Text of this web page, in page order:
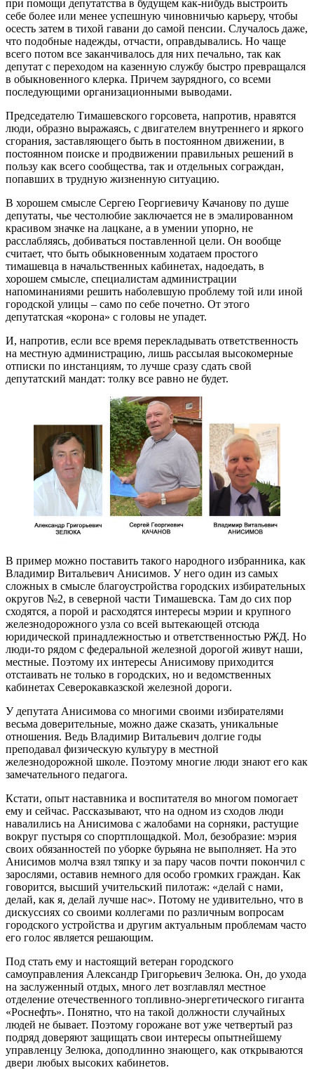
при помощи депутатства в будущем как-нибудь выстроить
себе более или менее успешную чиновничью карьеру, чтобы
осесть затем в тихой гавани до самой пенсии. Случалось даже,
что подобные надежды, отчасти, оправдывались. Но чаще
всего потом все заканчивалось для них печально, так как
депутат с переходом на казенную службу быстро превращался
в обыкновенного клерка. Причем заурядного, со всеми
последующими организационными выводами.
Председателю Тимашевского горсовета, напротив, нравятся
люди, образно выражаясь, с двигателем внутреннего и яркого
сгорания, заставляющего быть в постоянном движении, в
постоянном поиске и продвижении правильных решений в
пользу как всего сообщества, так и отдельных сограждан,
попавших в трудную жизненную ситуацию.
В хорошем смысле Сергею Георгиевичу Качанову по душе
депутаты, чье честолюбие заключается не в эмалированном
красивом значке на лацкане, а в умении упорно, не
расслабляясь, добиваться поставленной цели. Он вообще
считает, что быть обыкновенным ходатаем простого
тимашевца в начальственных кабинетах, надоедать, в
хорошем смысле, специалистам администрации
напоминаниями решить наболевшую проблему той или иной
городской улицы – само по себе почетно. От этого
депутатская «корона» с головы не упадет.
И, напротив, если все время перекладывать ответственность
на местную администрацию, лишь рассылая высокомерные
отписки по инстанциям, то лучше сразу сдать свой
депутатский мандат: толку все равно не будет.
В пример можно поставить такого народного избранника, как
Владимир Витальевич Анисимов. У него один из самых
сложных в смысле благоустройства городских избирательных
округов №2, в северной части Тимашевска. Там до сих пор
сходятся, а порой и расходятся интересы мэрии и крупного
железнодорожного узла со всей вытекающей отсюда
юридической принадлежностью и ответственностью РЖД. Но
люди-то рядом с федеральной железной дорогой живут наши,
местные. Поэтому их интересы Анисимову приходится
отстаивать не только в городских, но и ведомственных
кабинетах Северокавказской железной дороги.
У депутата Анисимова со многими своими избирателями
весьма доверительные, можно даже сказать, уникальные
отношения. Ведь Владимир Витальевич долгие годы
преподавал физическую культуру в местной
железнодорожной школе. Поэтому многие люди знают его как
замечательного педагога.
Кстати, опыт наставника и воспитателя во многом помогает
ему и сейчас. Рассказывают, что на одном из сходов люди
навалились на Анисимова с жалобами на сорняки, растущие
вокруг пустыря со спортплощадкой. Мол, безобразие: мэрия
своих обязанностей по уборке бурьяна не выполняет. На это
Анисимов молча взял тяпку и за пару часов почти покончил с
зарослями, оставив немного для особо громких граждан. Как
говорится, высший учительский пилотаж: «делай с нами,
делай, как я, делай лучше нас». Потому не удивительно, что в
дискуссиях со своими коллегами по различным вопросам
городского устройства и другим актуальным проблемам часто
его голос является решающим.
Под стать ему и настоящий ветеран городского
самоуправления Александр Григорьевич Зелюка. Он, до ухода
на заслуженный отдых, много лет возглавлял местное
отделение отечественного топливно-энергетического гиганта
«Роснефть». Понятно, что на такой должности случайных
людей не бывает. Поэтому горожане вот уже четвертый раз
подряд доверяют защищать свои интересы опытнейшему
управленцу Зелюка, доподлинно знающего, как открываются
двери любых высоких кабинетов.